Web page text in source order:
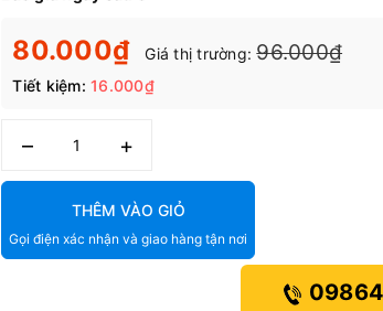
80.000₫ Giá thị trường:96.000₫
Tiết kiệm:16.000₫
– +
THÊM VÀO GIỎ
Gọi điện xác nhận và giao hàng tận nơi